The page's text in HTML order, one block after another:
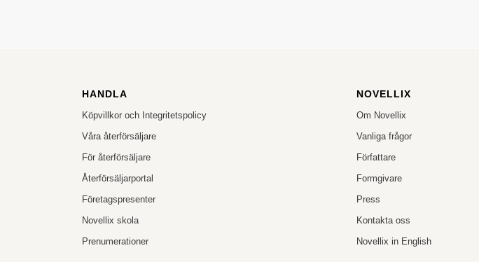
HANDLA
Köpvillkor och Integritetspolicy
Våra återförsäljare
För återförsäljare
Återförsäljarportal
Företagspresenter
Novellix skola
Prenumerationer
NOVELLIX
Om Novellix
Vanliga frågor
Författare
Formgivare
Press
Kontakta oss
Novellix in English